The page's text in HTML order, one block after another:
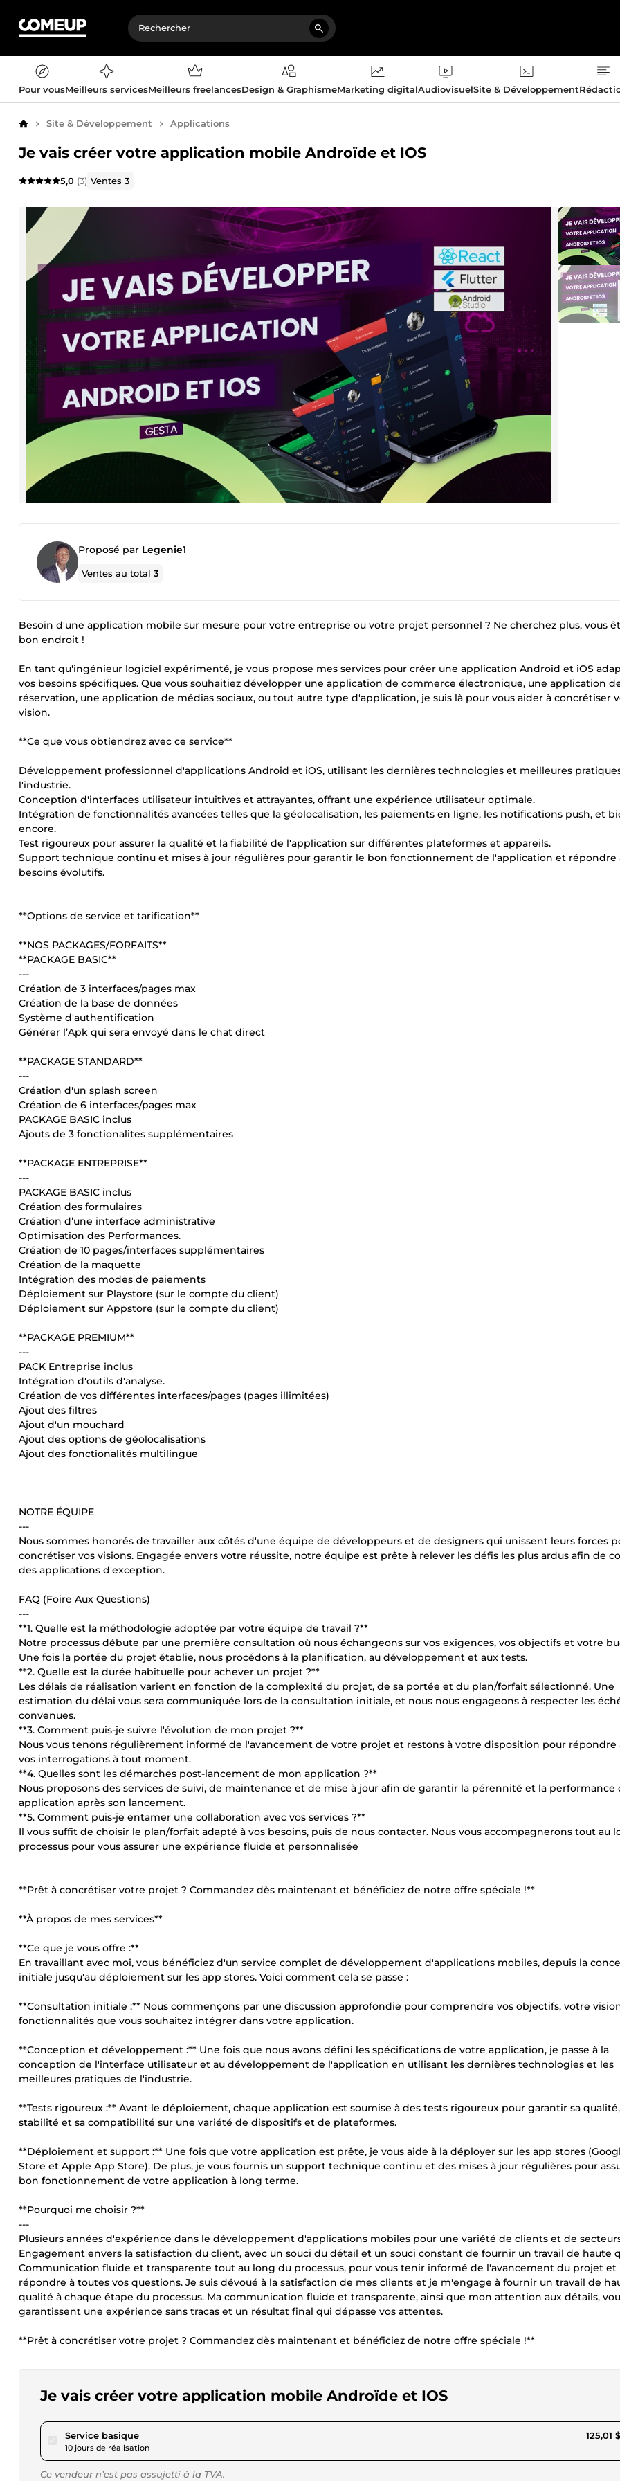
Pour vousMeilleurs servicesMeilleurs freelancesDesign & GraphismeMarketing digitalAudiovisuelSite & Développement
AccueilSite & Développement Applications
Je vais créer votre application mobile Androïde et IOS
5,0 (3) Ventes3
Proposé par Legenie1
Ventes au total3
Besoin d'une application mobile sur mesure pour votre entreprise ou votre projet personnel ? Ne cherchez plus, vous
bon endroit !
En tant qu'ingénieur logiciel expérimenté, je vous propose mes services pour créer une application Android et iOS
vos besoins spécifiques. Que vous souhaitiez développer une application de commerce électronique, une application
réservation, une application de médias sociaux, ou tout autre type d'application, je suis là pour vous aider à concrétiser
vision.
**Ce que vous obtiendrez avec ce service**
Développement professionnel d'applications Android et iOS, utilisant les dernières technologies et meilleures
l'industrie.
Conception d'interfaces utilisateur intuitives et attrayantes, offrant une expérience utilisateur optimale.
Intégration de fonctionnalités avancées telles que la géolocalisation, les paiements en ligne, les notifications push, et
encore.
Test rigoureux pour assurer la qualité et la fiabilité de l'application sur différentes plateformes et appareils.
Support technique continu et mises à jour régulières pour garantir le bon fonctionnement de l'application et répondre
besoins évolutifs.
**Options de service et tarification**
**NOS PACKAGES/FORFAITS**
**PACKAGE BASIC**
---
Création de 3 interfaces/pages max
Création de la base de données
Système d'authentification
Générer l’Apk qui sera envoyé dans le chat direct
**PACKAGE STANDARD**
---
Création d'un splash screen
Création de 6 interfaces/pages max
PACKAGE BASIC inclus
Ajouts de 3 fonctionalites supplémentaires
**PACKAGE ENTREPRISE**
---
PACKAGE BASIC inclus
Création des formulaires
Création d’une interface administrative
Optimisation des Performances.
Création de 10 pages/interfaces supplémentaires
Création de la maquette
Intégration des modes de paiements
Déploiement sur Playstore (sur le compte du client)
Déploiement sur Appstore (sur le compte du client)
**PACKAGE PREMIUM**
---
PACK Entreprise inclus
Intégration d'outils d'analyse.
Création de vos différentes interfaces/pages (pages illimitées)
Ajout des filtres
Ajout d'un mouchard
Ajout des options de géolocalisations
Ajout des fonctionalités multilingue
NOTRE ÉQUIPE
---
Nous sommes honorés de travailler aux côtés d'une équipe de développeurs et de designers qui unissent leurs forces
concrétiser vos visions. Engagée envers votre réussite, notre équipe est prête à relever les défis les plus ardus afin de
des applications d'exception.
FAQ (Foire Aux Questions)
---
**1. Quelle est la méthodologie adoptée par votre équipe de travail ?**
Notre processus débute par une première consultation où nous échangeons sur vos exigences, vos objectifs et votre
Une fois la portée du projet établie, nous procédons à la planification, au développement et aux tests.
**2. Quelle est la durée habituelle pour achever un projet ?**
Les délais de réalisation varient en fonction de la complexité du projet, de sa portée et du plan/forfait sélectionné. Une
estimation du délai vous sera communiquée lors de la consultation initiale, et nous nous engageons à respecter les
convenues.
**3. Comment puis-je suivre l'évolution de mon projet ?**
Nous vous tenons régulièrement informé de l'avancement de votre projet et restons à votre disposition pour répondre
vos interrogations à tout moment.
**4. Quelles sont les démarches post-lancement de mon application ?**
Nous proposons des services de suivi, de maintenance et de mise à jour afin de garantir la pérennité et la performance
application après son lancement.
**5. Comment puis-je entamer une collaboration avec vos services ?**
Il vous suffit de choisir le plan/forfait adapté à vos besoins, puis de nous contacter. Nous vous accompagnerons tout au
processus pour vous assurer une expérience fluide et personnalisée
**Prêt à concrétiser votre projet ? Commandez dès maintenant et bénéficiez de notre offre spéciale !**
**À propos de mes services**
**Ce que je vous offre :**
En travaillant avec moi, vous bénéficiez d'un service complet de développement d'applications mobiles, depuis la
initiale jusqu'au déploiement sur les app stores. Voici comment cela se passe :
**Consultation initiale :** Nous commençons par une discussion approfondie pour comprendre vos objectifs, votre
fonctionnalités que vous souhaitez intégrer dans votre application.
**Conception et développement :** Une fois que nous avons défini les spécifications de votre application, je passe à la
conception de l'interface utilisateur et au développement de l'application en utilisant les dernières technologies et les
meilleures pratiques de l'industrie.
**Tests rigoureux :** Avant le déploiement, chaque application est soumise à des tests rigoureux pour garantir sa
stabilité et sa compatibilité sur une variété de dispositifs et de plateformes.
**Déploiement et support :** Une fois que votre application est prête, je vous aide à la déployer sur les app stores
Store et Apple App Store). De plus, je vous fournis un support technique continu et des mises à jour régulières pour
bon fonctionnement de votre application à long terme.
**Pourquoi me choisir ?**
---
Plusieurs années d'expérience dans le développement d'applications mobiles pour une variété de clients et de
Engagement envers la satisfaction du client, avec un souci du détail et un souci constant de fournir un travail de haute
Communication fluide et transparente tout au long du processus, pour vous tenir informé de l'avancement du projet et
répondre à toutes vos questions. Je suis dévoué à la satisfaction de mes clients et je m'engage à fournir un travail de
qualité à chaque étape du processus. Ma communication fluide et transparente, ainsi que mon attention aux détails,
garantissent une expérience sans tracas et un résultat final qui dépasse vos attentes.
**Prêt à concrétiser votre projet ? Commandez dès maintenant et bénéficiez de notre offre spéciale !**
Je vais créer votre application mobile Androïde et IOS
Service basiquepour 115,21 $US
10 jours de réalisation
125,01
Ce vendeur n’est pas assujetti à la TVA.